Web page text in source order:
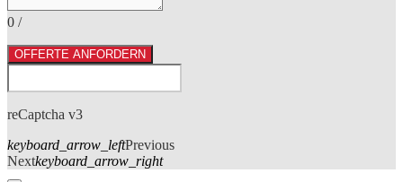
0 /
OFFERTE ANFORDERN
reCaptcha v3
keyboard_arrow_leftPrevious
Nextkeyboard_arrow_right